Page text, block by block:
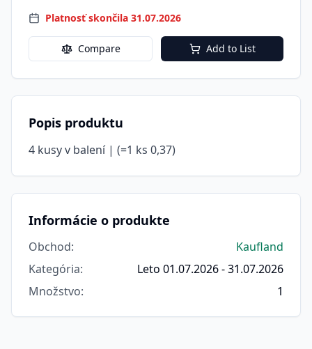
Platnosť skončila 31.07.2026
Compare Add to List
Popis produktu
4 kusy v balení | (=1 ks 0,37)
Informácie o produkte
Obchod:
Kaufland
Kategória:
Leto 01.07.2026 - 31.07.2026
Množstvo: 1